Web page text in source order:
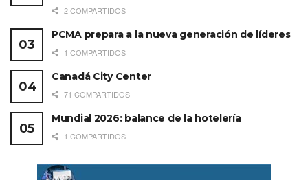
2 COMPARTIDOS
PCMA prepara a la nueva generación de líderes
1 COMPARTIDOS
Canadá City Center
71 COMPARTIDOS
Mundial 2026: balance de la hotelería
1 COMPARTIDOS